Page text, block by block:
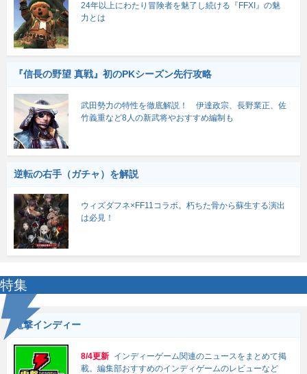
24年以上にわたり冒険者を魅了し続ける『FFXI』の魅
力とは
『信長の野望 真戦』初のPKシーズン先行攻略
武田勢力の特性を徹底解説！ 伊達政宗、長野業正、佐
竹義重など8人の新武将やおすすめ編制も
逆転の右手（ガチャ）を解説
ウィズダフネ×FF11コラボ。朽ちた骨から蘇生する演出
は必見！
特集
電撃インディー
8/4更新 インディーゲーム関連のニュースをまとめて掲
載。編集部おすすめのインディゲームのレビューなど